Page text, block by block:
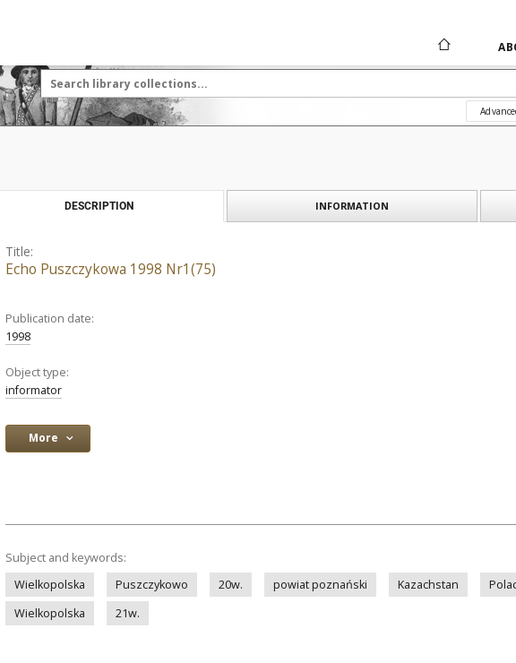
DESCRIPTION INFORMATION
Title:
Echo Puszczykowa 1998 Nr1(75)
Publication date:
1998
Object type:
informator
More
Subject and keywords:
Wielkopolska
Puszczykowo 20w. powiat poznański Kazachstan
Wielkopolska
21w.